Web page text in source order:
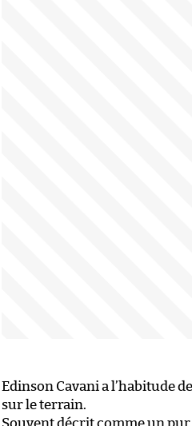
Edinson Cavani a l’habitude
sur le terrain.